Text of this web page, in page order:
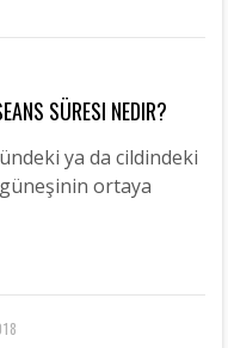
SÜRESI NEDIR?
ya da cildindeki
ortaya